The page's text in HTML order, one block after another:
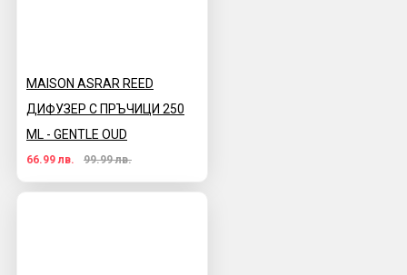
MAISON ASRAR REED
ДИФУЗЕР С ПРЪЧИЦИ 250
ML - GENTLE OUD
66.99 лв. 99.99 лв.